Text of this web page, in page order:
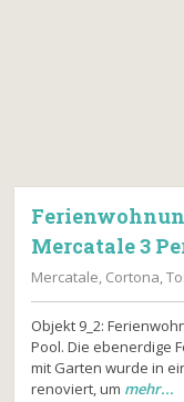
Mercatale 3
Mercatale, Cortona,
Objekt 9_2:
Pool. Die ebenerdige
mit Garten wurde in
renoviert, um mehr...